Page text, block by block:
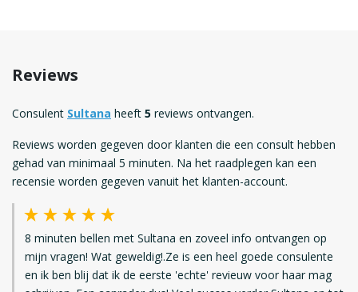
Reviews
Consulent Sultana heeft 5 reviews ontvangen.
Reviews worden gegeven door klanten die een consult hebben
gehad van minimaal 5 minuten. Na het raadplegen kan een
recensie worden gegeven vanuit het klanten-account.
8 minuten bellen met Sultana en zoveel info ontvangen op
mijn vragen! Wat geweldig!.Ze is een heel goede consulente
en ik ben blij dat ik de eerste 'echte' revieuw voor haar mag